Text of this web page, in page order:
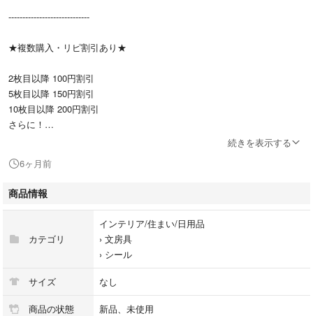
-----------------------------
★複数購入・リピ割引あり★
2枚目以降 100円割引
5枚目以降 150円割引
10枚目以降 200円割引
さらに！
他スポンジボブの
ステッカーはこちら ▷▶ #Ha@ch_ステッカー_SB
-----------------------------
＊ 防水加工あり
＊ マス目1つ1cmとなります。
続きを表示する
6ヶ月前
商品情報
カテゴリ
インテリア/住まい/日用品
› 文房具
› シール
サイズ なし
商品の状態 新品、未使用